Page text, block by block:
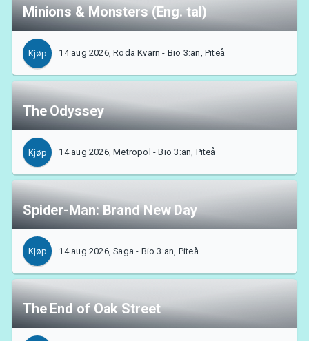
Minions & Monsters (Eng. tal)
Kjøp 14 aug 2026, Röda Kvarn - Bio 3:an, Piteå
The Odyssey
Kjøp 14 aug 2026, Metropol - Bio 3:an, Piteå
Spider-Man: Brand New Day
Kjøp 14 aug 2026, Saga - Bio 3:an, Piteå
The End of Oak Street